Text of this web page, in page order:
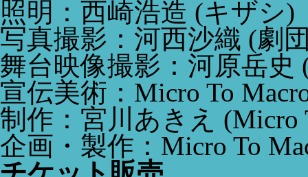
照明：西崎浩造 (キザシ)
写真撮影：河西沙織 (劇
舞台映像撮影：河原岳史
宣伝美術：Micro To
制作：宮川あきえ (Micro
企画・製作：Micro To